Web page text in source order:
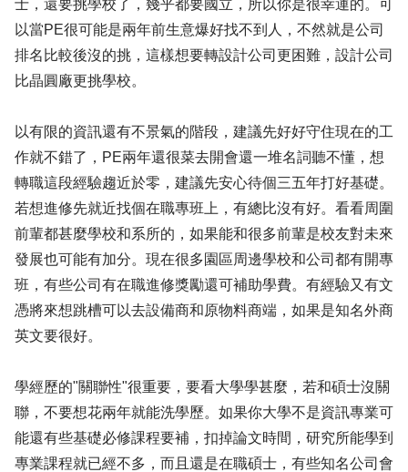
士，還要挑學校了，幾乎都要國立，所以你是很幸運的。可
以當PE很可能是兩年前生意爆好找不到人，不然就是公司
排名比較後沒的挑，這樣想要轉設計公司更困難，設計公司
比晶圓廠更挑學校。
以有限的資訊還有不景氣的階段，建議先好好守住現在的工
作就不錯了，PE兩年還很菜去開會還一堆名詞聽不懂，想
轉職這段經驗趨近於零，建議先安心待個三五年打好基礎。
若想進修先就近找個在職專班上，有總比沒有好。看看周圍
前輩都甚麼學校和系所的，如果能和很多前輩是校友對未來
發展也可能有加分。現在很多園區周邊學校和公司都有開專
班，有些公司有在職進修獎勵還可補助學費。有經驗又有文
憑將來想跳槽可以去設備商和原物料商端，如果是知名外商
英文要很好。
學經歷的"關聯性"很重要，要看大學學甚麼，若和碩士沒關
聯，不要想花兩年就能洗學歷。如果你大學不是資訊專業可
能還有些基礎必修課程要補，扣掉論文時間，研究所能學到
專業課程就已經不多，而且還是在職碩士，有些知名公司會